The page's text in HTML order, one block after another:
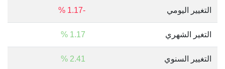
التغيير اليومي -1.17 %
التغير الشهري 1.17 %
التغيير السنوي 2.41 %